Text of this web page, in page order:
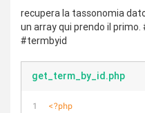
recupera la tassonomia
un array qui prendo il
#termbyid
get_term_by_id.php
<?php